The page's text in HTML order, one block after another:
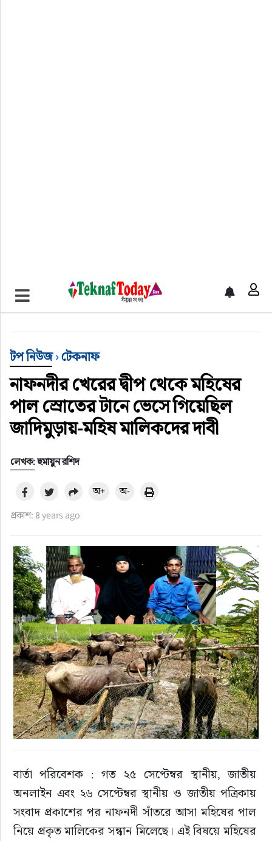
খেলাধুলা
বিনোদন
অর্থ-বানিজ্য
অন্যান্য
টপ নিউজ›টেকনাফ
নাফনদীর খেরের দ্বীপ থেকে মহিষের
পাল স্রোতের টানে ভেসে গিয়েছিল
জাদিমুড়ায়-মহিষ মালিকদের দাবী
লেখক: হুমায়ুন রশিদ
প্রকাশ: ৪ years ago
অ+ অ-
বার্তা পরিবেশক : গত ২৫ সেপ্টেম্বর স্থানীয়, জাতীয়
অনলাইন এবং ২৬ সেপ্টেম্বর স্থানীয় ও জাতীয় পত্রিকায়
সংবাদ প্রকাশের পর নাফনদী সাঁতরে আসা মহিষের পাল
নিয়ে প্রকৃত মালিকের সন্ধান মিলেছে। এই বিষয়ে মহিষের